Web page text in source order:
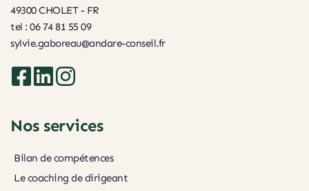
49300 CHOLET - FR
tel : 06 74 81 55 09
sylvie.gaboreau@andare-conseil.fr
Nos services
Bilan de compétences
Le coaching de dirigeant